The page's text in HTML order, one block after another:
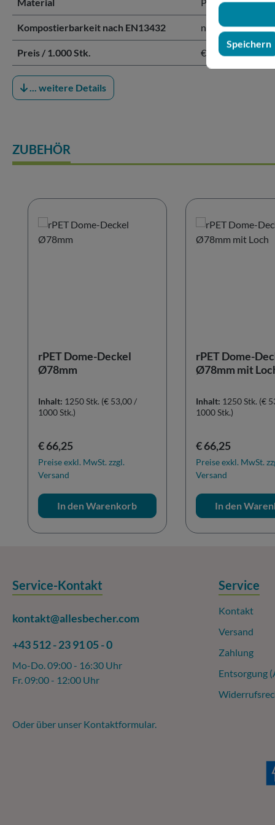
Material PET
Kompostierbarkeit nach EN13432 nicht
Preis / 1.000 Stk. € 66,00 / 1.000
... weitere Details
ZUBEHÖR
rPET Dome-Deckel
Ø78mm
Inhalt: 1250 Stk. (€ 53,00 /
1000 Stk.)
Regulärer Preis:
€ 66,25
Preise exkl. MwSt. zzgl.
Versand
In den Warenkorb
rPET Dome-
Ø78mm mit
Inhalt: 1250 Stk. (€
1000 Stk.)
Regulärer Preis:
€ 66,25
Preise exkl. MwSt.
Versand
In den
Service-Kontakt
kontakt@allesbecher.com
+43 512 - 23 91 05 - 0
Mo-Do. 09:00 - 16:30 Uhr
Fr. 09:00 - 12:00 Uhr
Oder über unser Kontaktformular.
Service
Kontakt
Versand
Zahlung
Entsorgung
Speichern